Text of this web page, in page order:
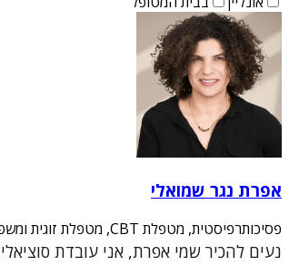
אפרת נגר שמואלי
פסיכותרפיסטית, מטפלת CBT, מטפלת זוגית ומשפחתית